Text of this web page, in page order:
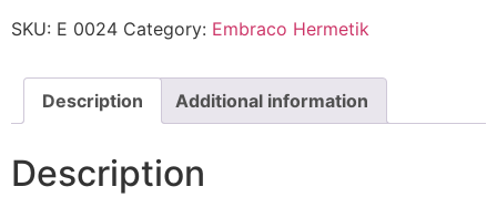
SKU: E 0024 Category: Embraco Hermetik
Description Additional information
Description